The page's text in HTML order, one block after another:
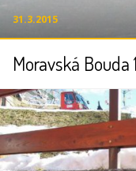
31.3.2015
Moravská